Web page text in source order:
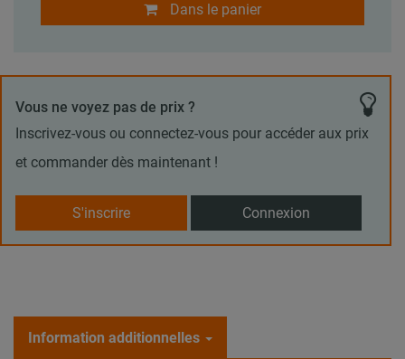
Dans le panier
Vous ne voyez pas de prix ?
Inscrivez-vous ou connectez-vous pour accéder aux prix
et commander dès maintenant !
S'inscrire Connexion
Information additionnelles